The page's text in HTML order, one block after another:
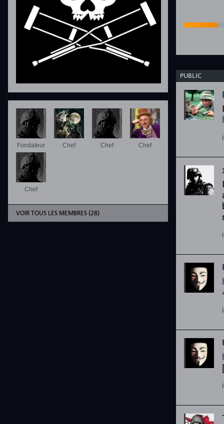
Fondateur Chef Chef Chef
Chef
VOIR TOUS LES MEMBRES (28)
PUBLIC